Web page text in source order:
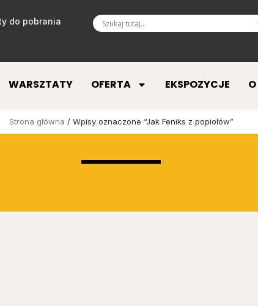
do pobrania
WARSZTATY OFERTA EKSPOZYCJE
Strona główna / Wpisy oznaczone “Jak Feniks z popiołów”